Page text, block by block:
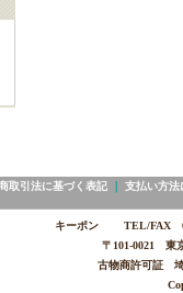
取引法に基づく表記｜ 支払い方法
キーポン TEL/FAX
〒101-0021 東
古物商許可証